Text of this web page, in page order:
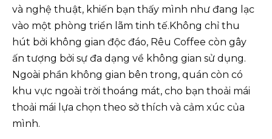
và nghệ thuật, khiến bạn thấy mình như đang lạc
vào một phòng triển lãm tinh tế.Không chỉ thu
hút bởi không gian độc đáo, Rêu Coffee còn gây
ấn tượng bởi sự đa dạng về không gian sử dụng.
Ngoài phần không gian bên trong, quán còn có
khu vực ngoài trời thoáng mát, cho bạn thoải mái
thoải mái lựa chọn theo sở thích và cảm xúc của
mình.